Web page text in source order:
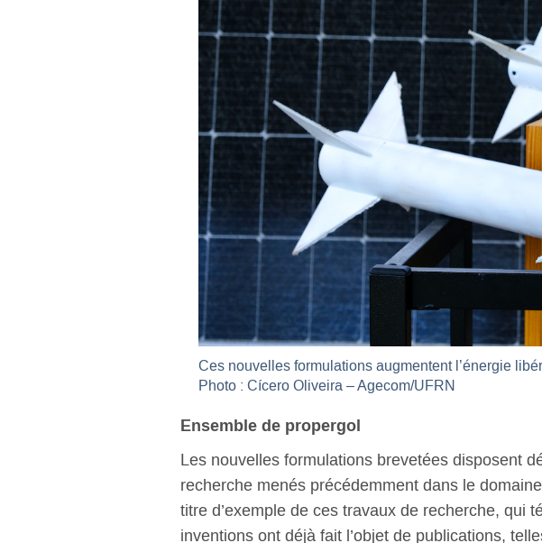
Ces nouvelles formulations augmentent l’énergie
Photo : Cícero Oliveira – Agecom/UFRN
Ensemble de propergol
Les nouvelles formulations brevetées disposent
recherche menés précédemment dans le
titre d’exemple de ces travaux de recherche, qui
inventions ont déjà fait l’objet de publications,